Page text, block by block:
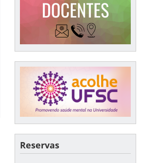
Reservas